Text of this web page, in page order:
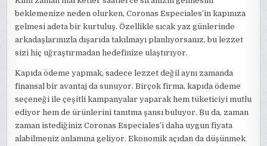
beklemenize neden olurken, Coronas Especiales’in kapınıza
gelmesi adeta bir kurtuluş. Özellikle sıcak yaz günlerinde
arkadaşlarınızla dışarıda takılmayı planlıyorsanız, bu lezzet
sizi hiç uğraştırmadan hedefinize ulaştırıyor.
Kapıda ödeme yapmak, sadece lezzet değil aynı zamanda
finansal bir avantaj da sunuyor. Birçok firma, kapıda ödeme
seçeneği ile çeşitli kampanyalar yaparak hem tüketiciyi mutlu
ediyor hem de ürünlerini tanıtma şansı buluyor. Bu da, zaman
zaman istediğiniz Coronas Especiales’i daha uygun fiyata
alabilmeniz anlamına geliyor. Ekonomik açıdan da düşünmek